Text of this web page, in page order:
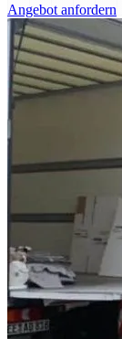
Angebot anfordern